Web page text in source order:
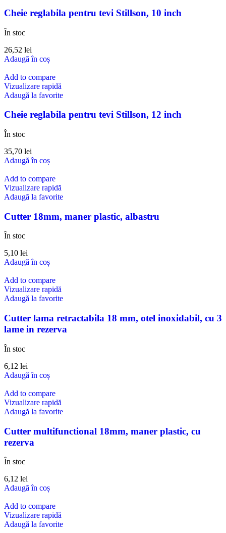
Cheie reglabila pentru tevi Stillson, 10 inch
În stoc
26,52 lei
Adaugă în coș
Add to compare
Vizualizare rapidă
Adaugă la favorite
Cheie reglabila pentru tevi Stillson, 12 inch
În stoc
35,70 lei
Adaugă în coș
Add to compare
Vizualizare rapidă
Adaugă la favorite
Cutter 18mm, maner plastic, albastru
În stoc
5,10 lei
Adaugă în coș
Add to compare
Vizualizare rapidă
Adaugă la favorite
Cutter lama retractabila 18 mm, otel inoxidabil, cu 3
lame in rezerva
În stoc
6,12 lei
Adaugă în coș
Add to compare
Vizualizare rapidă
Adaugă la favorite
Cutter multifunctional 18mm, maner plastic, cu
rezerva
În stoc
6,12 lei
Adaugă în coș
Add to compare
Vizualizare rapidă
Adaugă la favorite